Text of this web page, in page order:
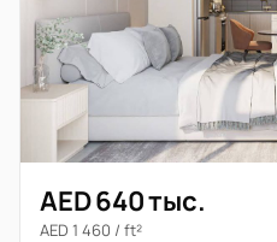
AED 640 тыс.
AED 1 460 / ft²